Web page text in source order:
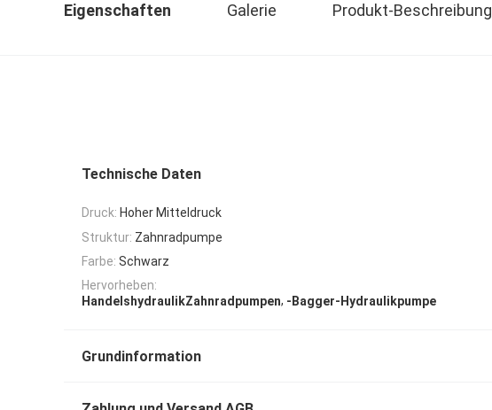
Eigenschaften Galerie Produkt-Beschreibung
Technische Daten
Druck: Hoher Mitteldruck
Struktur: Zahnradpumpe
Farbe: Schwarz
Hervorheben:
HandelshydraulikZahnradpumpen, -Bagger-Hydraulikpumpe
Grundinformation